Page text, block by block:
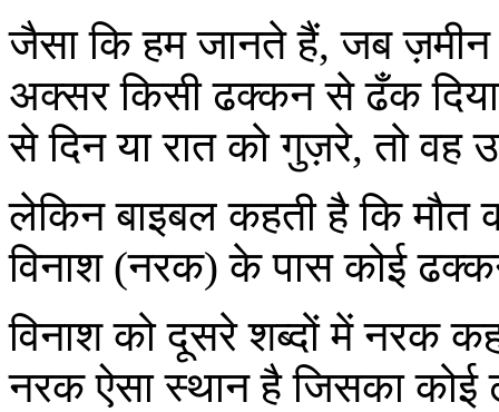
जैसा कि हम जानते हैं, जब ज़मीन
अक्सर किसी ढक्कन से ढँक दिया
से दिन या रात को गुज़रे, तो वह
लेकिन बाइबल कहती है कि मौत
विनाश (नरक) के पास कोई
विनाश को दूसरे शब्दों में नरक
नरक ऐसा स्थान है जिसका कोई